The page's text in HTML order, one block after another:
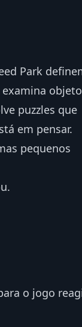
Park
puzzles que
em pensar.
pequenos
o jogo